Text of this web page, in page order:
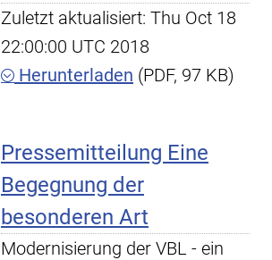
Zuletzt aktualisiert: Thu Oct 18
22:00:00 UTC 2018
Herunterladen (PDF, 97 KB)
Pressemitteilung Eine
Begegnung der
besonderen Art
Modernisierung der VBL - ein